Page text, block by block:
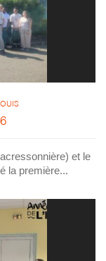
et le
la première...